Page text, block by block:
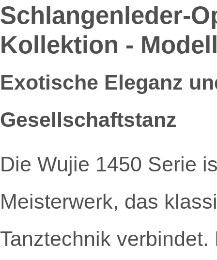
Schlangenleder-
Kollektion -
Exotische Eleganz
Gesellschaftstanz
Die Wujie 1450 Serie
Meisterwerk, das
Tanztechnik